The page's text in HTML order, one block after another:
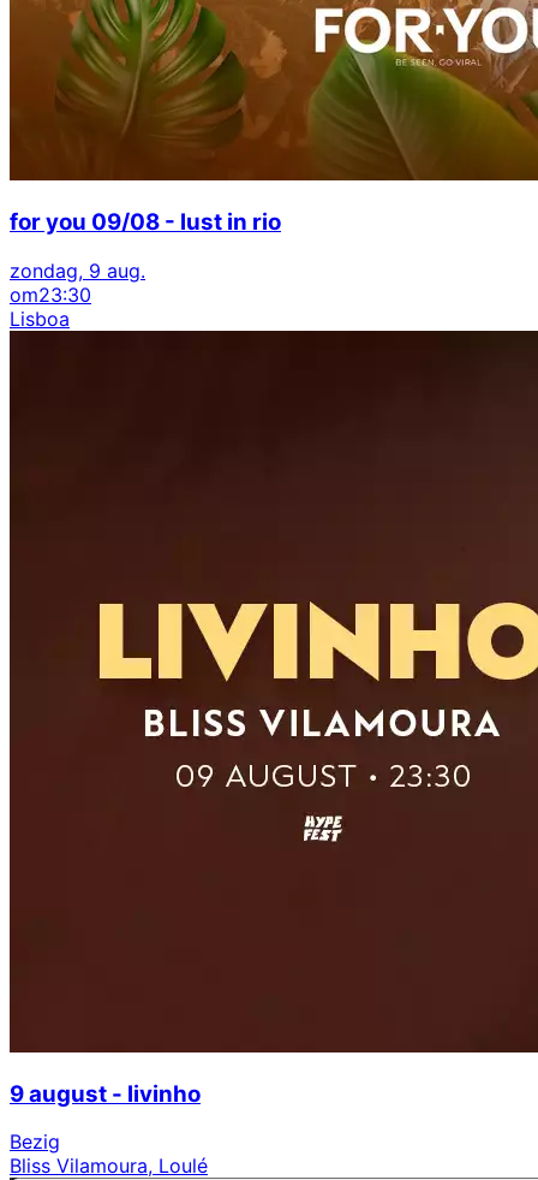
for you 09/08 - lust in rio
zondag, 9 aug.
om23:30
Lisboa
9 august - livinho
Bezig
Bliss Vilamoura, Loulé